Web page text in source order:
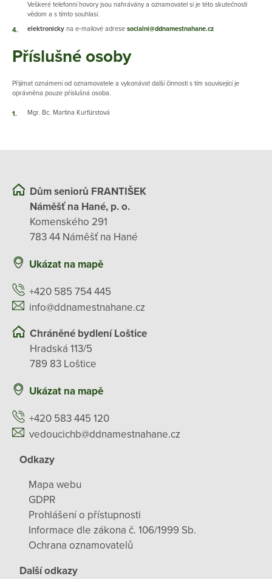
Veškeré telefonní hovory jsou nahrávány a oznamovatel si je této skutečnosti
vědom a s tímto souhlasí.
elektronicky na e‑mailové adrese socialni@ddnamestnahane.cz
Příslušné osoby
Přijímat oznámení od oznamovatele a vykonávat další činnosti s tím související je
oprávněna pouze příslušná osoba.
Mgr. Bc. Martina Kurfürstová
Dům seniorů FRANTIŠEK
Náměšť na Hané, p. o.
Komenského 291
783 44 Náměšť na Hané
Ukázat na mapě
+420 585 754 445
info@ddnamestnahane.cz
Chráněné bydlení Loštice
Hradská 113/5
789 83 Loštice
Ukázat na mapě
+420 583 445 120
vedoucichb@ddnamestnahane.cz
Odkazy
Mapa webu
GDPR
Prohlášení o přístupnosti
Informace dle zákona č. 106/1999 Sb.
Ochrana oznamovatelů
Další odkazy